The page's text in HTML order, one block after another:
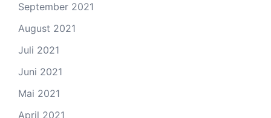
September 2021
August 2021
Juli 2021
Juni 2021
Mai 2021
April 2021